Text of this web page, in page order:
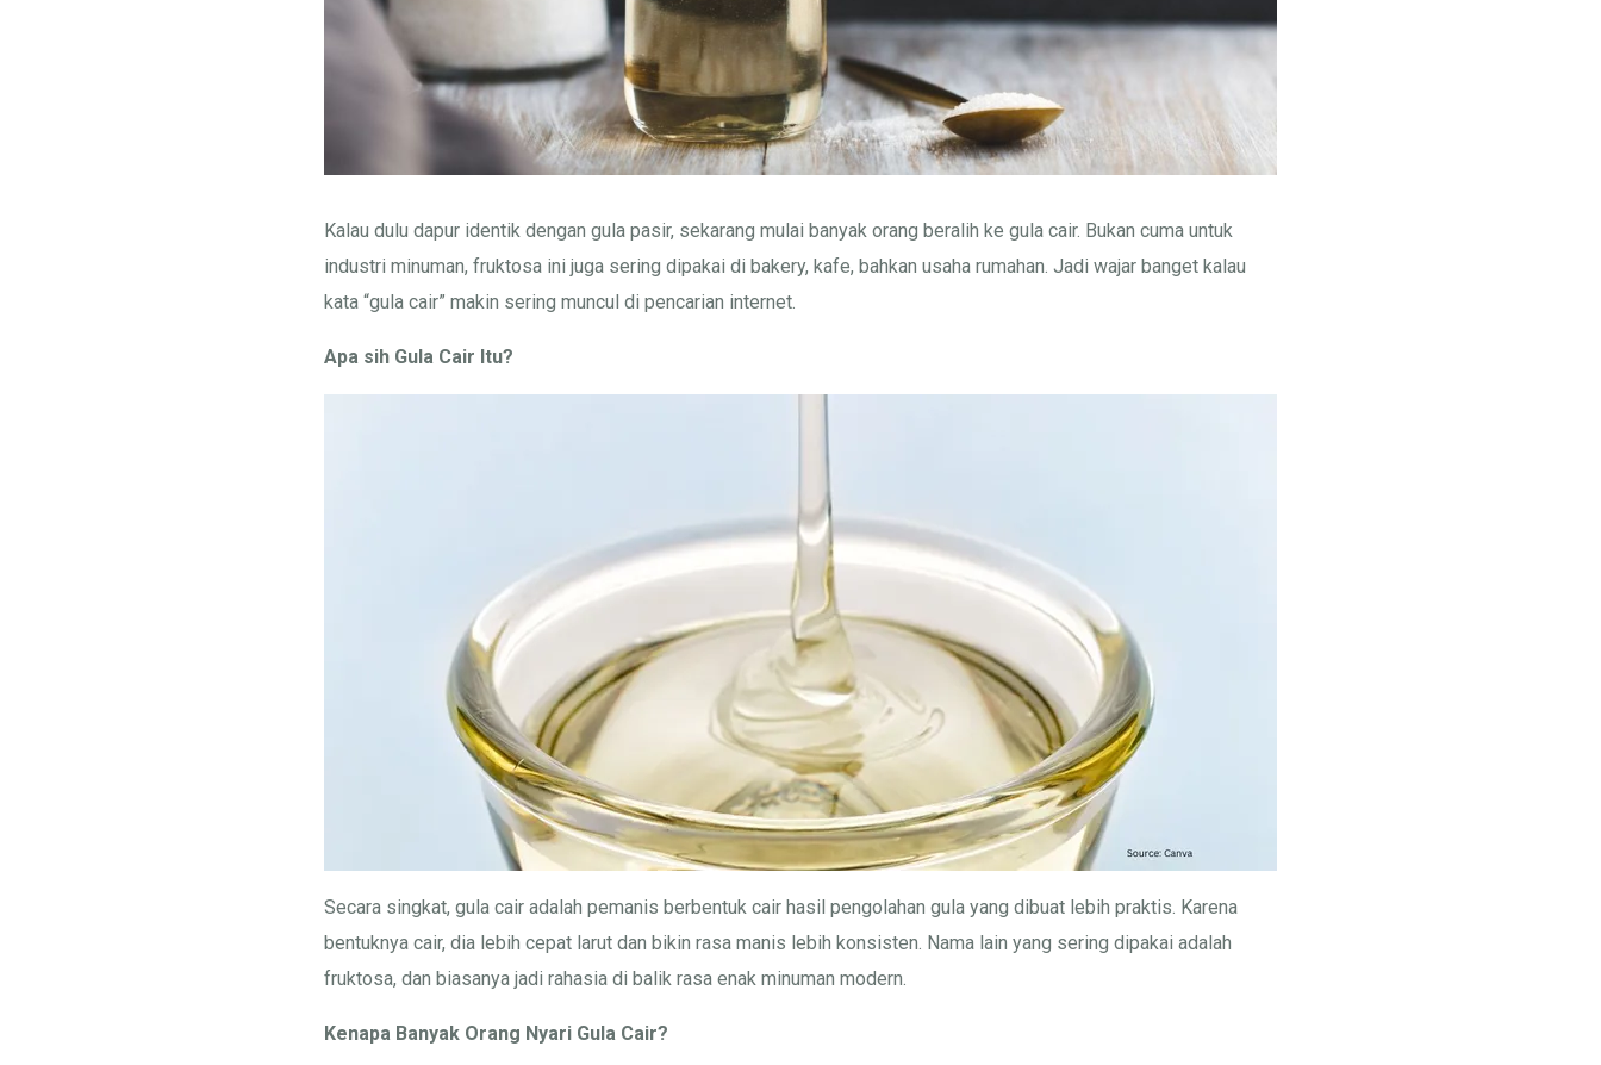
Kalau dulu dapur identik dengan gula pasir, sekarang mulai banyak orang beralih ke gula cair. Bukan cuma untuk
industri minuman, fruktosa ini juga sering dipakai di bakery, kafe, bahkan usaha rumahan. Jadi wajar banget kalau
kata “gula cair” makin sering muncul di pencarian internet.
Apa sih Gula Cair Itu?
Secara singkat, gula cair adalah pemanis berbentuk cair hasil pengolahan gula yang dibuat lebih praktis. Karena
bentuknya cair, dia lebih cepat larut dan bikin rasa manis lebih konsisten. Nama lain yang sering dipakai adalah
fruktosa, dan biasanya jadi rahasia di balik rasa enak minuman modern.
Kenapa Banyak Orang Nyari Gula Cair?